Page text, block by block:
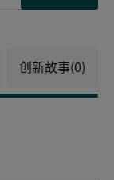
创新故事(0)